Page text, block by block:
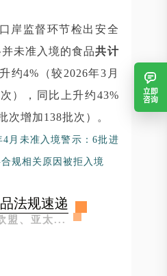
岸监督环节检出安全
未准入境的食品共计
约4%（较2026年3月
），同比上升约43%
次增加138批次）。
4月未准入境警示：6批进
规相关原因被拒入境
法规速递
盟、亚太...
立即
咨询